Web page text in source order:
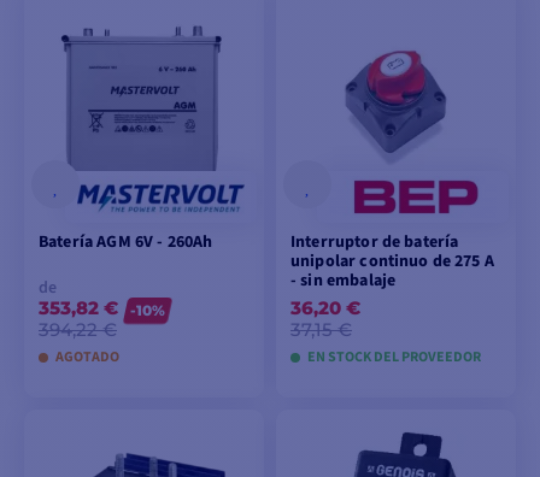
Batería AGM 6V - 260Ah
de
353,82 €
394,22 €
-10%
AGOTADO
Interruptor de batería
unipolar continuo de 275 A
- sin embalaje
36,20 €
37,15 €
EN STOCK DEL PROVEEDOR
VER EL PRODUCTO